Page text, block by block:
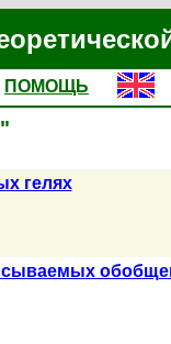
ПОМОЩЬ
гелях